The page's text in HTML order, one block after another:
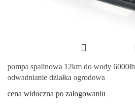
pompa spalinowa 12km do wody
odwadnianie działka ogrodowa
cena widoczna po zalogowaniu